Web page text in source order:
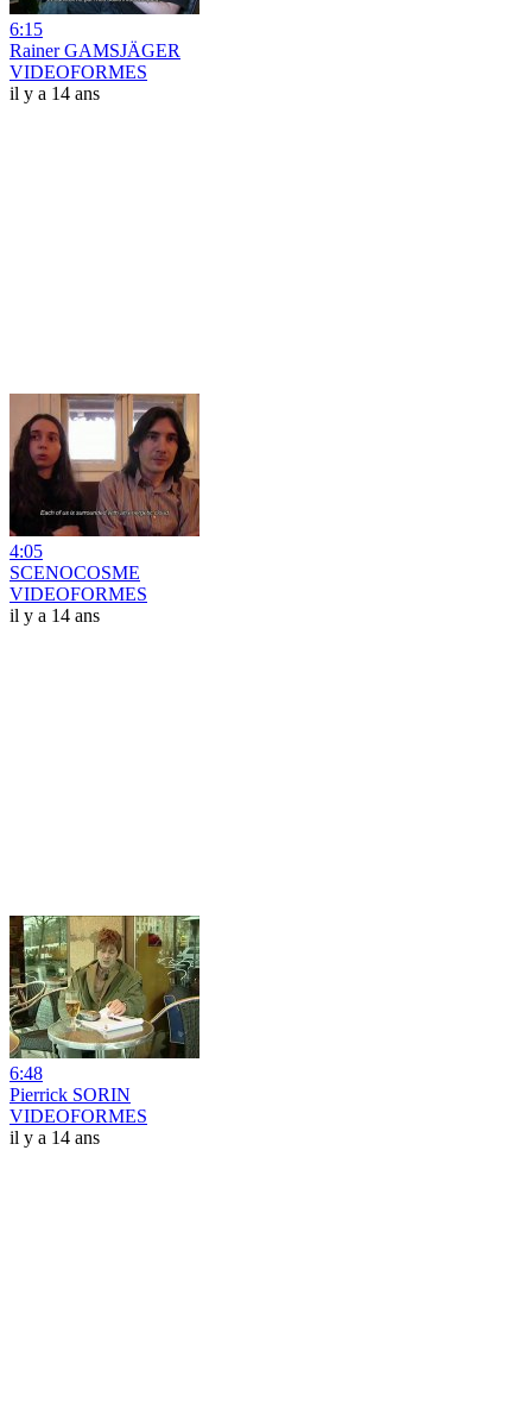
6:15
Rainer GAMSJÄGER
VIDEOFORMES
il y a 14 ans
4:05
SCENOCOSME
VIDEOFORMES
il y a 14 ans
6:48
Pierrick SORIN
VIDEOFORMES
il y a 14 ans